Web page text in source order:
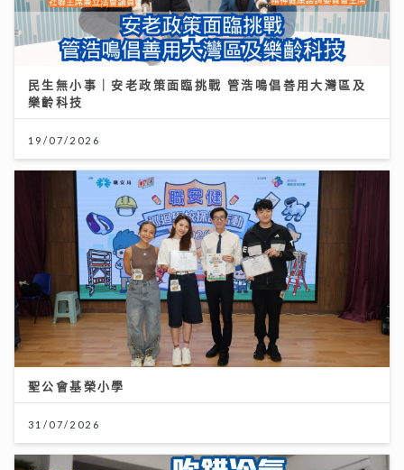
民生無小事｜安老政策面臨挑戰 管浩鳴倡善用大灣區及
樂齡科技
19/07/2026
聖公會基榮小學
31/07/2026